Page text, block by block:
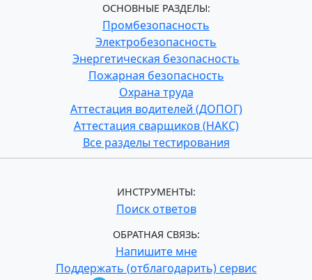
ОСНОВНЫЕ РАЗДЕЛЫ:
Промбезопасность
Электробезопасность
Энергетическая безопасность
Пожарная безопасность
Охрана труда
Аттестация водителей (ДОПОГ)
Аттестация сварщиков (НАКС)
Все разделы тестирования
ИНСТРУМЕНТЫ:
Поиск ответов
ОБРАТНАЯ СВЯЗЬ:
Напишите мне
Поддержать (отблагодарить) сервис